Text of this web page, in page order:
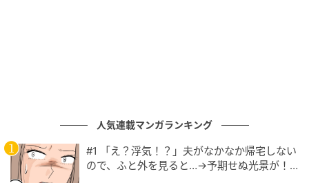
人気連載マンガランキング
#1 「え？浮気！？」夫がなかなか帰宅しない
ので、ふと外を見ると…→予期せぬ光景が！